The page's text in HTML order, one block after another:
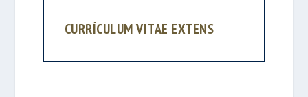
CURRÍCULUM VITAE EXTENS